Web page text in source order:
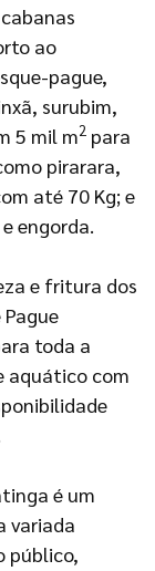
ao
pague,
surubim,
5 mil m2 para
pirarara,
até 70 Kg; e
engorda.
e fritura dos
toda a
aquático com
é um
variada
público,